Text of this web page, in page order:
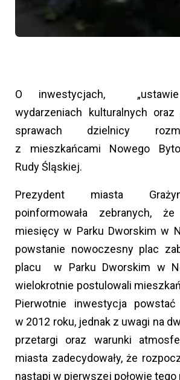
O inwestycjach, „ustawie
wydarzeniach kulturalnych
sprawach dzielnicy
z mieszkańcami Nowego
Rudy Śląskiej.
Prezydent miasta
poinformowała zebranych,
miesięcy w Parku Dworskim w
powstanie nowoczesny plac
placu w Parku Dworskim w
wielokrotnie postulowali
Pierwotnie inwestycja
w 2012 roku, jednak z uwagi na
przetargi oraz warunki
miasta zadecydowały, że
nastąpi w pierwszej połowie tego